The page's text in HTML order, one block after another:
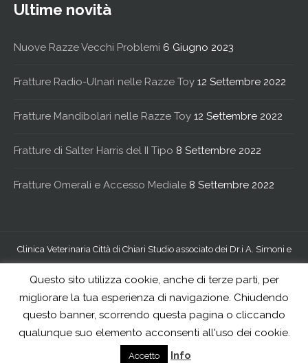
Ultime novità
Nuove Razze Vecchi Problemi 6 Giugno 2023
Fratture Radio-Ulnari nelle Razze Toy 12 Settembre 2022
Fratture Mandibolari nelle Razze Toy 12 Settembre 2022
Fratture di Salter Harris del II Tipo 8 Settembre 2022
Fratture Omerali e Accesso Mediale 8 Settembre 2022
Clinica Veterinaria Città di Chiari Studio associato dei Dr.i A. Simoni e
02256010980
Questo sito utilizza cookie, anche di terze parti, per
migliorare la tua esperienza di navigazione. Chiudendo
questo banner, scorrendo questa pagina o cliccando
qualunque suo elemento acconsenti all'uso dei cookie.
Accetto Info